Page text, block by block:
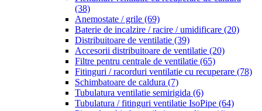
(38)
Anemostate / grile (69)
Baterie de incalzire / racire / umidificare (20)
Distribuitoare de ventilatie (39)
Accesorii distribuitoare de ventilatie (20)
Filtre pentru centrale de ventilatie (65)
Fitinguri / racorduri ventilatie cu recuperare (78)
Schimbatoare de caldura (7)
Tubulatura ventilatie semirigida (6)
Tubulatura / fitinguri ventilatie IsoPipe (64)